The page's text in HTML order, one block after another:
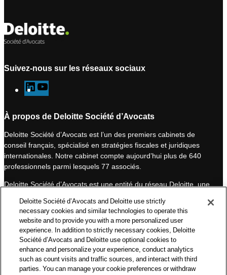
Suivez-nous sur les réseaux sociaux
L
i
k
e
d
I
n
o
T
u
b
e
À propos de Deloitte Société d’Avocats
Deloitte Société d’Avocats est l’un des premiers cabinets de
conseil français, spécialisé en stratégies fiscales et juridiques
internationales. Notre cabinet compte aujourd’hui plus de 640
professionnels parmi lesquels 77 associés.
Deloitte Société d’Avocats est une entité du réseau Deloitte, une
professionnels et à ce titre, travaille avec les 50 000 fiscalistes
et juristes de Deloitte situés dans 150 pays.
Les informations contenues sur ce blog ont pour objectif
d’informer ses lecteurs de manière générale. Elles ne peuvent
en aucun cas se substituer à un conseil délivré par un
professionnel en fonction d’une situation donnée. Un soin
Deloitte Société d’Avocats and Deloitte use strictly
necessary cookies and similar technologies to operate this
website and to provide you with a more personalized user
experience. In addition to strictly necessary cookies, Deloitte
Société d’Avocats and Deloitte use optional cookies to
enhance and personalize your experience, conduct analytics
such as count visits and traffic sources, and interact with third
parties. You can manage your cookie preferences or withdraw